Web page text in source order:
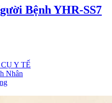
Bệnh YHR-SS7
Y TẾ
Nhân